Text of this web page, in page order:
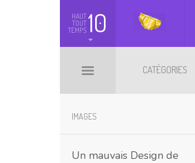
HAUT
TOUT
TEMPS 10
BILLETS HOT
CATÉGORIES
IMAGES
Un mauvais Design de